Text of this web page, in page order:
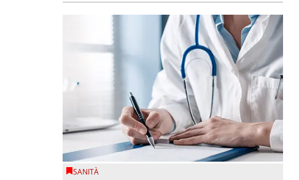
SANITÀ